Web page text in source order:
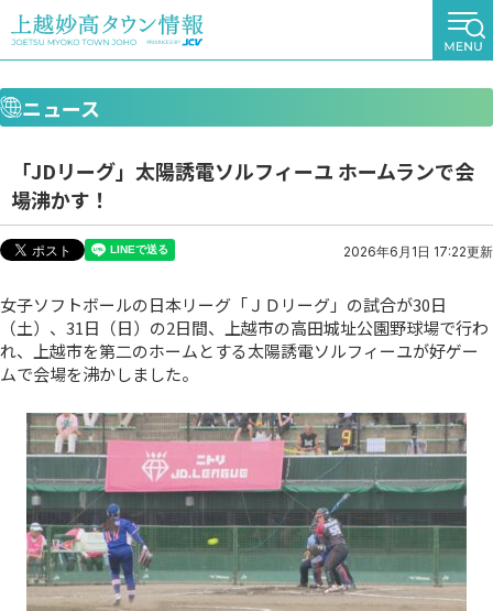
ニュース
「JDリーグ」太陽誘電ソルフィーユ ホームランで会
場沸かす！
2026年6月1日 17:22更新
女子ソフトボールの日本リーグ「ＪＤリーグ」の試合が30日
（土）、31日（日）の2日間、上越市の高田城址公園野球場で行わ
れ、上越市を第二のホームとする太陽誘電ソルフィーユが好ゲー
ムで会場を沸かしました。